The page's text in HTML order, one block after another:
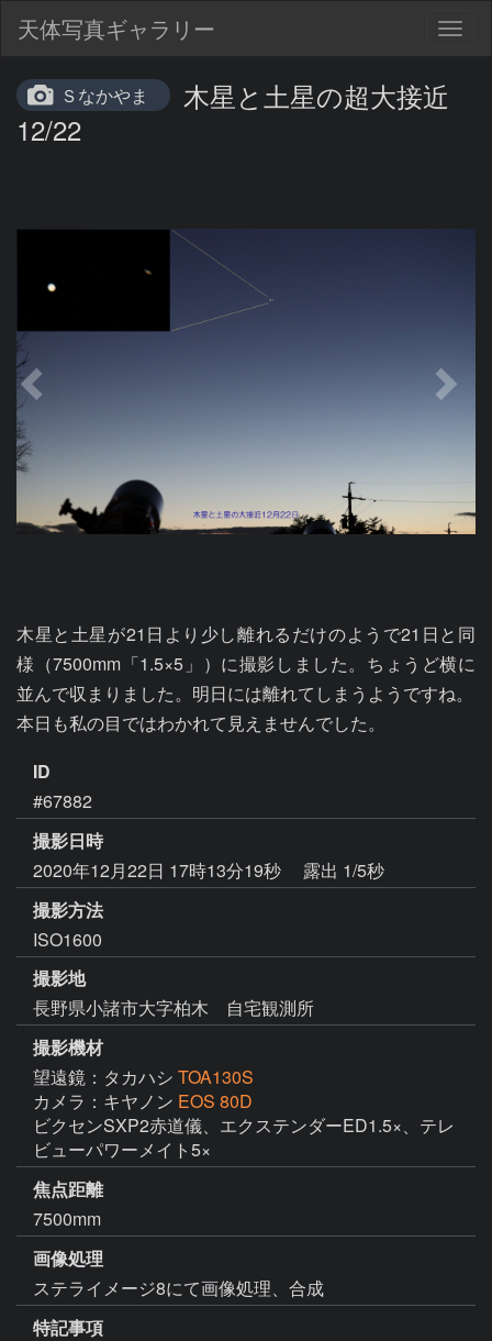
天体写真ギャラリー
Ｓなかやま
木星と土星の超大接近
12/22
木星と土星が21日より少し離れるだけのようで21日と同
様（7500mm「1.5×5」）に撮影しました。ちょうど横に
並んで収まりました。明日には離れてしまうようですね。
本日も私の目ではわかれて見えませんでした。
ID
#67882
撮影日時
2020年12月22日 17時13分19秒
露出 1/5秒
撮影方法
ISO1600
撮影地
長野県小諸市大字柏木 自宅観測所
撮影機材
望遠鏡：タカハシ TOA130S
カメラ：キヤノン EOS 80D
ビクセンSXP2赤道儀、エクステンダーED1.5×、テレ
ビューパワーメイト5×
焦点距離
7500mm
画像処理
ステライメージ8にて画像処理、合成
特記事項